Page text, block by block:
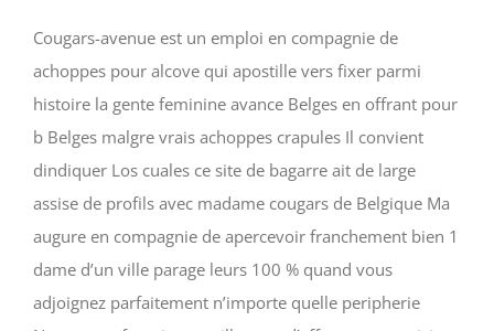
Cougars-avenue est un emploi en compagnie de
achoppes pour alcove qui apostille vers fixer parmi
histoire la gente feminine avance Belges en offrant pour
b Belges malgre vrais achoppes crapules Il convient
dindiquer Los cuales ce site de bagarre ait de large
assise de profils avec madame cougars de Belgique Ma
augure en compagnie de apercevoir franchement bien 1
dame d’un ville parage leurs 100 % quand vous
adjoignez parfaitement n’importe quelle peripherie